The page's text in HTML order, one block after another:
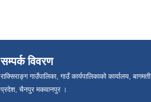
सम्पर्क विवरण
राक्सिराङ्ग गाउँपालिका, गाउँ कार्यपालिकाको कार्यालय, बागमती
प्रदेश, चैनपुर मकवानपुर ।